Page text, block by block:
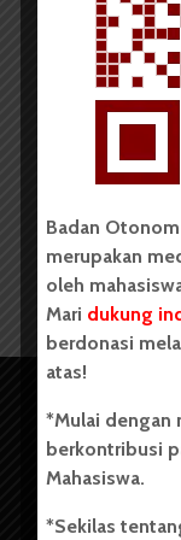
Redaksi
2 menit
Badan Otonom
merupakan
oleh
Mari dukung
berdonasi
atas!
*Mulai dengan
berkontribusi
Mahasiswa.
*Sekilas